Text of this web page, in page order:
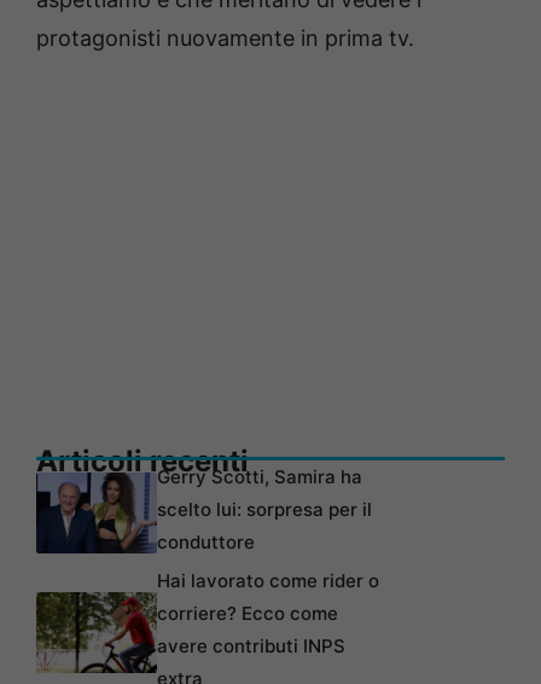
protagonisti nuovamente in prima tv.
Articoli recentiGerry Scotti, Samira ha
scelto lui: sorpresa per il
conduttore
Hai lavorato come rider o
corriere? Ecco come
avere contributi INPS
extra